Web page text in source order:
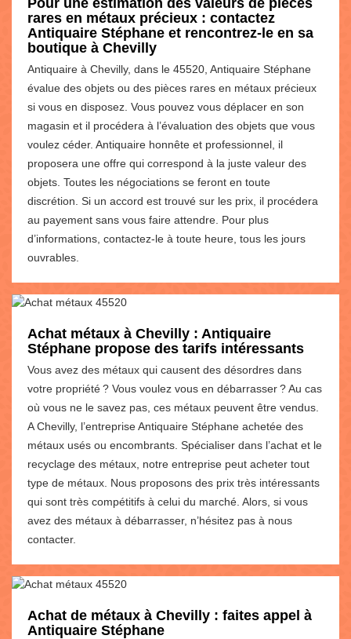
rares en métaux précieux : contactez
Antiquaire Stéphane et rencontrez-le en sa
boutique à Chevilly
Antiquaire à Chevilly, dans le 45520, Antiquaire Stéphane
évalue des objets ou des pièces rares en métaux précieux
si vous en disposez. Vous pouvez vous déplacer en son
magasin et il procédera à l’évaluation des objets que vous
voulez céder. Antiquaire honnête et professionnel, il
proposera une offre qui correspond à la juste valeur des
objets. Toutes les négociations se feront en toute
discrétion. Si un accord est trouvé sur les prix, il procédera
au payement sans vous faire attendre. Pour plus
d’informations, contactez-le à toute heure, tous les jours
ouvrables.
Achat métaux à Chevilly : Antiquaire
Stéphane propose des tarifs intéressants
Vous avez des métaux qui causent des désordres dans
votre propriété ? Vous voulez vous en débarrasser ? Au cas
où vous ne le savez pas, ces métaux peuvent être vendus.
A Chevilly, l’entreprise Antiquaire Stéphane achetée des
métaux usés ou encombrants. Spécialiser dans l’achat et le
recyclage des métaux, notre entreprise peut acheter tout
type de métaux. Nous proposons des prix très intéressants
qui sont très compétitifs à celui du marché. Alors, si vous
avez des métaux à débarrasser, n’hésitez pas à nous
contacter.
Achat de métaux à Chevilly : faites appel à
Antiquaire Stéphane